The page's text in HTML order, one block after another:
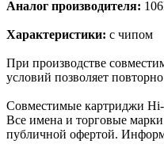
Аналог производителя:
Характеристики: с чипом
При производстве
условий позволяет
Cовместимые картриджи
Все имена и торговые
публичной офертой.